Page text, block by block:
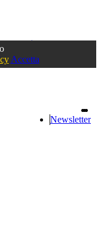
Accedioppure registrati
Accetta
Newsletter